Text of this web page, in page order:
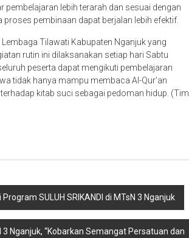
pembelajaran lebih terarah dan sesuai dengan
pembinaan dapat berjalan lebih efektif.
Tilawati Kabupaten Nganjuk yang
rutin ini dilaksanakan setiap hari Sabtu
peserta dapat mengikuti pembelajaran
tidak hanya mampu membaca Al-Qur’an
kitab suci sebagai pedoman hidup. (Tim
SULUH SRIKANDI di MTsN 3 Nganjuk
Nganjuk, “Kobarkan Semangat Persatuan dan